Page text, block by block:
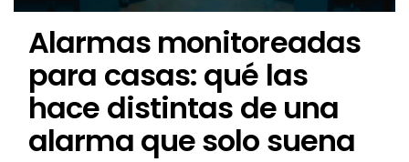
Alarmas monitoreadas
para casas: qué las
hace distintas de una
alarma que solo suena